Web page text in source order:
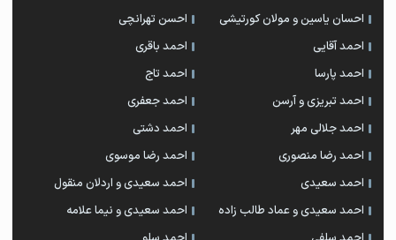
احسان یاسین و مولان کورتیشی
احسن تهرانچی
احمد آقایی
احمد باقری
احمد پارسا
احمد تاج
احمد تبریزی و آرسن
احمد جعفری
احمد جلالی مهر
احمد دشتی
احمد رضا منصوری
احمد رضا موسوی
احمد سعیدی
احمد سعیدی و اردلان منقول
احمد سعیدی و عماد طالب زاده
احمد سعیدی و نیما علامه